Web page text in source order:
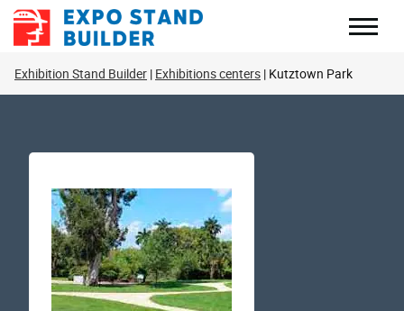
Перейти
Exhibition Stand Builder Exhibitions centers Kutztown Park